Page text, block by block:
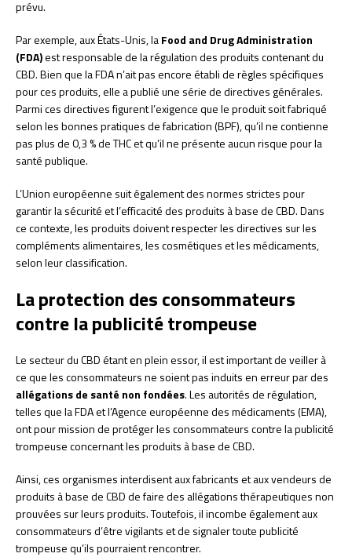
prévu.
Par exemple, aux États-Unis, laFood and Drug Administration
(FDA)est responsable de la régulation des produits contenant du
CBD. Bien que la FDA n’ait pas encore établi de règles spécifiques
pour ces produits, elle a publié une série de directives générales.
Parmi ces directives figurent l’exigence que le produit soit fabriqué
selon les bonnes pratiques de fabrication (BPF), qu’il ne contienne
pas plus de 0,3 % de THC et qu’il ne présente aucun risque pour la
santé publique.
L’Union européenne suit également des normes strictes pour
garantir la sécurité et l’efficacité des produits à base de CBD. Dans
ce contexte, les produits doivent respecter les directives sur les
compléments alimentaires, les cosmétiques et les médicaments,
selon leur classification.
La protection des consommateurs
contre la publicité trompeuse
Le secteur du CBD étant en plein essor, il est important de veiller à
ce que les consommateurs ne soient pas induits en erreur par des
allégations de santé non fondées. Les autorités de régulation,
telles que la FDA et l’Agence européenne des médicaments (EMA),
ont pour mission de protéger les consommateurs contre la publicité
trompeuse concernant les produits à base de CBD.
Ainsi, ces organismes interdisent aux fabricants et aux vendeurs de
produits à base de CBD de faire des allégations thérapeutiques non
prouvées sur leurs produits. Toutefois, il incombe également aux
consommateurs d’être vigilants et de signaler toute publicité
trompeuse qu’ils pourraient rencontrer.